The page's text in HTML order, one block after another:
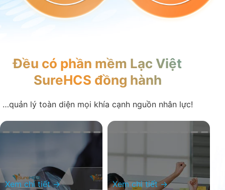
Đều có phần mềm Lạc Việt
SureHCS đồng hành
…quản lý toàn diện mọi khía cạnh nguồn nhân lực!
Xem chi tiết →
Xem chi tiết →